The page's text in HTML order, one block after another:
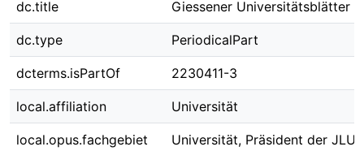
dc.title Giessener Universitätsblätter
dc.type PeriodicalPart
dcterms.isPartOf 2230411-3
local.affiliation Universität
local.opus.fachgebiet Universität, Präsident der JLU